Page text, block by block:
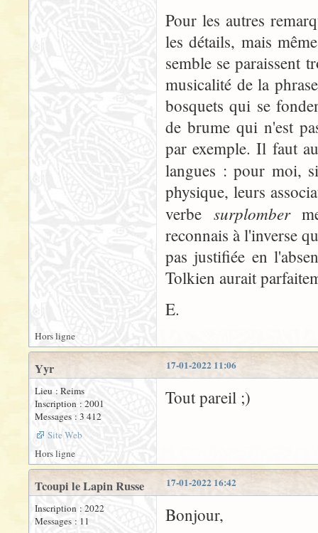
Pour les autres
les détails, mais
semble se paraissent
musicalité de la
bosquets qui se
de brume qui n'est
par exemple. Il faut
langues : pour moi,
physique, leurs
verbe surplomber
reconnais à l'inverse
pas justifiée en
Tolkien aurait
E.
Hors ligne
17-01-2022 11:06
Yyr
Lieu : Reims
Inscription : 2001
Messages : 3 412
Site Web
Tout pareil ;)
Hors ligne
17-01-2022 16:42
Tcoupi le Lapin Russe
Inscription : 2022
Messages : 11
Bonjour,